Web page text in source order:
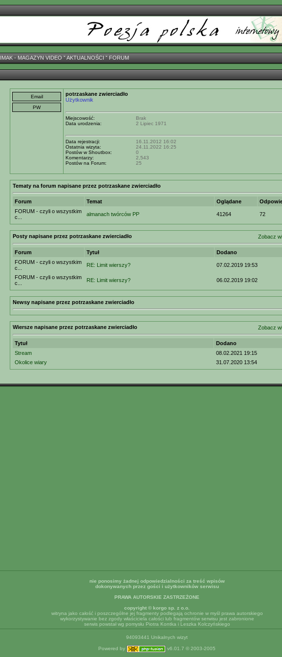
IMAK - MAGAZYN VIDEO ˇAKTUALNOŚCI ˇ FORUM
potrzaskane zwierciadło
Użytkownik
Miejscowość:
Brak
Data urodzenia:
2 Lipiec 1971
Data rejestracji:
16.11.2012 16:02
Ostatnia wizyta:
24.11.2022 16:25
Postów w Shoutbox:
0
Komentarzy:
2,543
Postów na Forum:
25
Tematy na forum napisane przez potrzaskane zwierciadło
Forum Temat Oglądane
FORUM - czyli o wszystkim
c...
almanach twórców PP 41264 72
Posty napisane przez potrzaskane zwierciadło Zobacz
Forum Tytuł
Dodano
FORUM - czyli o wszystkim
c...
RE: Limit wierszy? 07.02.2019 19:53
FORUM - czyli o wszystkim
c...
RE: Limit wierszy? 06.02.2019 19:02
Newsy napisane przez potrzaskane zwierciadło
Wiersze napisane przez potrzaskane zwierciadło Zobacz
Tytuł
Dodano
Stream
08.02.2021 19:15
Okolice wiary
31.07.2020 13:54
nie ponosimy żadnej odpowiedzialności za treść wpisów
dokonywanych przez gości i użytkowników serwisu
PRAWA AUTORSKIE ZASTRZEŻONE
copyright © korgo sp. z o.o.
witryna jako całość i poszczególne jej fragmenty podlegają ochronie w myśl prawa autorskiego
wykorzystywanie bez zgody właściciela całości lub fragmentów serwisu jest zabronione
serwis powstał wg pomysłu Piotra Kontka i Leszka Kolczyńskiego
94093441 Unikalnych wizyt
Powered by v6.01.7 © 2003-2005